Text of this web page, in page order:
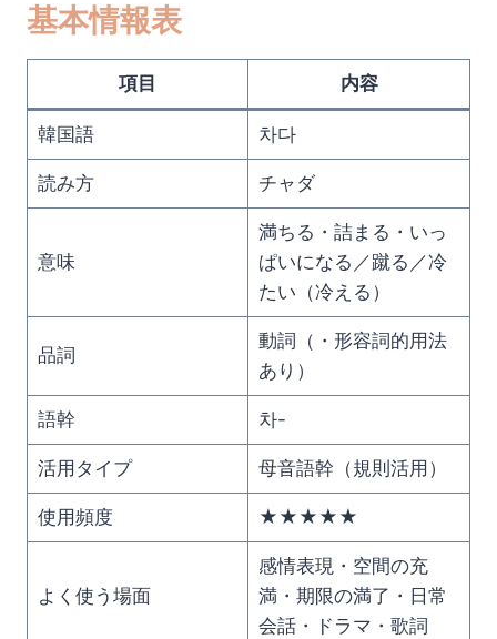
基本情報表
項目 内容
韓国語 차다
読み方 チャダ
意味
満ちる・詰まる・いっ
ぱいになる／蹴る／冷
たい（冷える）
品詞
動詞（・形容詞的用法
あり）
語幹 차-
活用タイプ 母音語幹（規則活用）
使用頻度 ★★★★★
よく使う場面
感情表現・空間の充
満・期限の満了・日常
会話・ドラマ・歌詞